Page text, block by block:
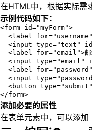
在HTML中，根据实际需
示例代码如下：
<form id="myForm">
<label
<input type="text"
<label for="email">邮
<input type="email"
<label
<input
<button
</form>
添加必要的属性
在表单元素中，可以添